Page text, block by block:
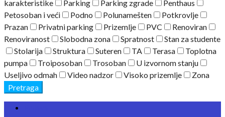
karakteristike
Parking Parking zgrade
Penthaus
Petosoban i veći
Podno Polunamešten
Potkrovlje
Prazan
Privatni parking Prizemlje PVC
Renoviran
Renoviranost
Slobodna zona Spratnost
Stan za studente
Stolarija
Struktura Suteren TA Terasa
Toplotna
pumpa
Troiposoban Trosoban
U izvornom stanju
Useljivo odmah
Video nadzor Visoko prizemlje
Zona
Pretraga